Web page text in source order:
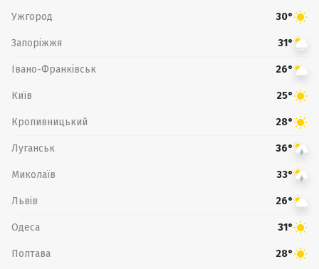
Ужгород 30°
Запоріжжя 31°
Івано-Франківськ 26°
Київ 25°
Кропивницький 28°
Луганськ 36°
Миколаїв 33°
Львів 26°
Одеса 31°
Полтава 28°